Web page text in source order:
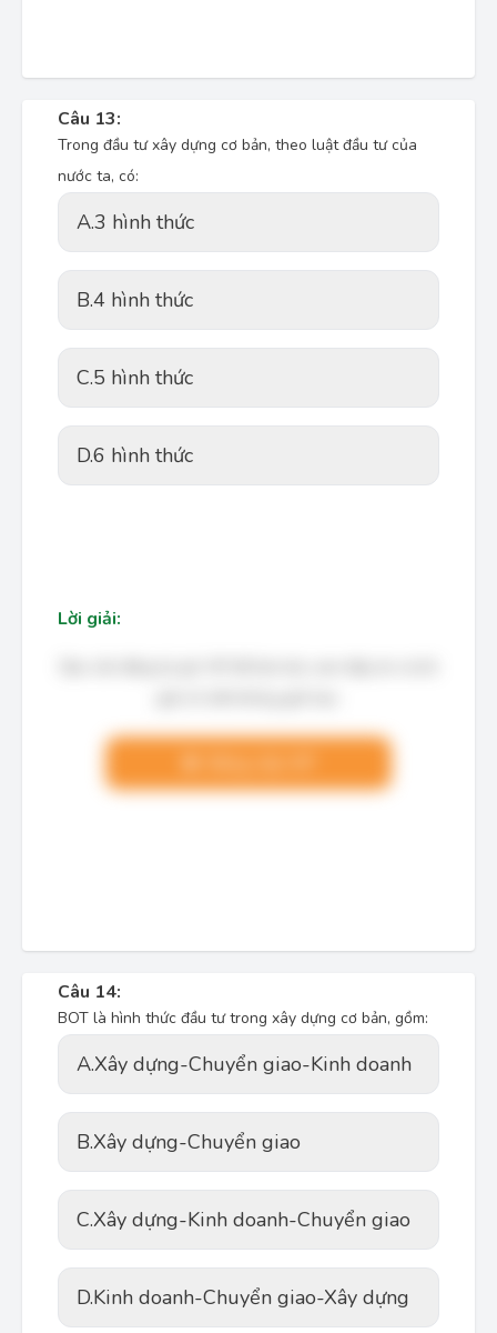
Câu 13:
Trong đầu tư xây dựng cơ bản, theo luật đầu tư của
nước ta, có:
A.3 hình thức
B.4 hình thức
C.5 hình thức
D.6 hình thức
Lời giải:
Câu 14:
BOT là hình thức đầu tư trong xây dựng cơ bản, gồm:
A.Xây dựng-Chuyển giao-Kinh doanh
B.Xây dựng-Chuyển giao
C.Xây dựng-Kinh doanh-Chuyển giao
D.Kinh doanh-Chuyển giao-Xây dựng